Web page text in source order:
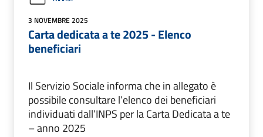
3 NOVEMBRE 2025
Carta dedicata a te 2025 - Elenco
beneficiari
Il Servizio Sociale informa che in allegato è
possibile consultare l’elenco dei beneficiari
individuati dall’INPS per la Carta Dedicata a te
– anno 2025